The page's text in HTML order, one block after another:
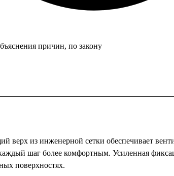
причин, по закону
верх из инженерной сетки обеспечивает
шаг более комфортным. Усиленная
поверхностях.